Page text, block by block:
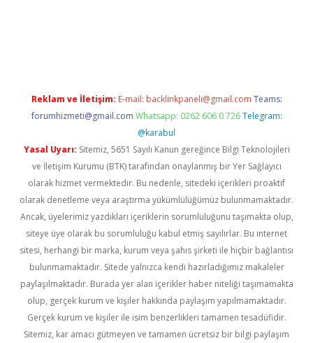
Reklam ve İletişim: E-mail: backlinkpaneli@gmail.com Teams:
forumhizmeti@gmail.com Whatsapp: 0262 606 0 726 Telegram:
@karabul
Yasal Uyarı: Sitemiz, 5651 Sayılı Kanun gereğince Bilgi Teknolojileri
ve İletişim Kurumu (BTK) tarafından onaylanmış bir Yer Sağlayıcı
olarak hizmet vermektedir. Bu nedenle, sitedeki içerikleri proaktif
olarak denetleme veya araştırma yükümlülüğümüz bulunmamaktadır.
Ancak, üyelerimiz yazdıkları içeriklerin sorumluluğunu taşımakta olup,
siteye üye olarak bu sorumluluğu kabul etmiş sayılırlar. Bu internet
sitesi, herhangi bir marka, kurum veya şahıs şirketi ile hiçbir bağlantısı
bulunmamaktadır. Sitede yalnızca kendi hazırladığımız makaleler
paylaşılmaktadır. Burada yer alan içerikler haber niteliği taşımamakta
olup, gerçek kurum ve kişiler hakkında paylaşım yapılmamaktadır.
Gerçek kurum ve kişiler ile isim benzerlikleri tamamen tesadüfidir.
Sitemiz, kar amacı gütmeyen ve tamamen ücretsiz bir bilgi paylaşım